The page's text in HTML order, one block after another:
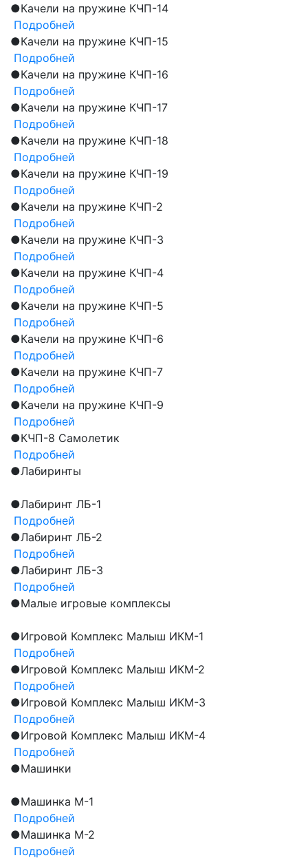
●Качели на пружине КЧП-14
Подробней
●Качели на пружине КЧП-15
Подробней
●Качели на пружине КЧП-16
Подробней
●Качели на пружине КЧП-17
Подробней
●Качели на пружине КЧП-18
Подробней
●Качели на пружине КЧП-19
Подробней
●Качели на пружине КЧП-2
Подробней
●Качели на пружине КЧП-3
Подробней
●Качели на пружине КЧП-4
Подробней
●Качели на пружине КЧП-5
Подробней
●Качели на пружине КЧП-6
Подробней
●Качели на пружине КЧП-7
Подробней
●Качели на пружине КЧП-9
Подробней
●КЧП-8 Самолетик
Подробней
●Лабиринты
●Лабиринт ЛБ-1
Подробней
●Лабиринт ЛБ-2
Подробней
●Лабиринт ЛБ-3
Подробней
●Малые игровые комплексы
●Игровой Комплекс Малыш ИКМ-1
Подробней
●Игровой Комплекс Малыш ИКМ-2
Подробней
●Игровой Комплекс Малыш ИКМ-3
Подробней
●Игровой Комплекс Малыш ИКМ-4
Подробней
●Машинки
●Машинка М-1
Подробней
●Машинка М-2
Подробней